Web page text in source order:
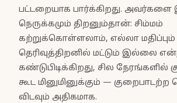
பட்டறையாக பார்க்கிறது.
நெருக்கமும் திறனும்தான்: சிம்மம்
கற்றுக்கொள்ளலாம், எல்லா மதிப்பும்
தெரிவுத்திறனில் மட்டும் இல்லை
கண்டுபிடிக்கிறது, சில நேரங்களில்
கூட மினுமினுக்கும் —
விடவும் அதிகமாக.